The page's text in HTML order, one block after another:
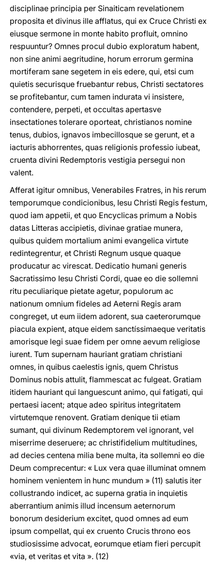
disciplinae principia per Sinaiticam revelationem
proposita et divinus ille afflatus, qui ex Cruce Christi ex
eiusque sermone in monte habito profluit, omnino
respuuntur? Omnes procul dubio exploratum habent,
non sine animi aegritudine, horum errorum germina
mortiferam sane segetem in eis edere, qui, etsi cum
quietis securisque fruebantur rebus, Christi sectatores
se profitebantur, cum tamen indurata vi insistere,
contendere, perpeti, et occultas apertasve
insectationes tolerare oporteat, christianos nomine
tenus, dubios, ignavos imbecillosque se gerunt, et a
iacturis abhorrentes, quas religionis professio iubeat,
cruenta divini Redemptoris vestigia persegui non
valent.
Afferat igitur omnibus, Venerabiles Fratres, in his rerum
temporumque condicionibus, Iesu Christi Regis festum,
quod iam appetii, et quo Encyclicas primum a Nobis
datas Litteras accipietis, divinae gratiae munera,
quibus quidem mortalium animi evangelica virtute
redintegrentur, et Christi Regnum usque quaque
producatur ac virescat. Dedicatio humani generis
Sacratissimo Iesu Christi Cordi, quae eo die sollemni
ritu peculiarique pietate agetur, populorum ac
nationum omnium fideles ad Aeterni Regis aram
congreget, ut eum iidem adorent, sua caeterorumque
piacula expient, atque eidem sanctíssimaeque veritatis
amorisque legi suae fidem per omne aevum religiose
iurent. Tum supernam hauriant gratiam christiani
omnes, in quibus caelestis ignis, quem Christus
Dominus nobis attulit, flammescat ac fulgeat. Gratiam
itidem hauriant qui languescunt animo, qui fatigati, qui
pertaesi iacent; atque adeo spiritus integritatem
virtutemque renovent. Gratiam denique tii etiam
sumant, qui divinum Redemptorem vel ignorant, vel
miserrime deseruere; ac christifidelium multitudines,
ad decies centena milia bene multa, ita sollemni eo die
Deum comprecentur: « Lux vera quae illuminat omnem
hominem venientem in hunc mundum » (11) salutis iter
collustrando indicet, ac superna gratia in inquietis
aberrantium animis illud incensum aeternorum
bonorum desiderium excitet, quod omnes ad eum
ipsum compellat, qui ex cruento Crucis throno eos
studiosissime advocat, eorumque etiam fieri percupit
«via, et veritas et vita ». (12)